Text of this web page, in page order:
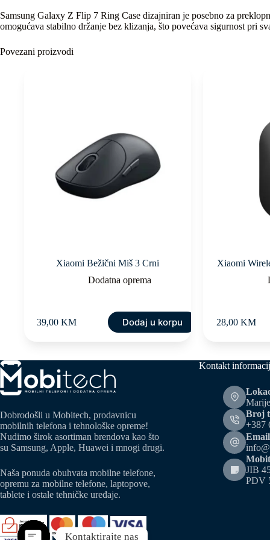
Samsung Galaxy Z Flip 7 Ring Case dizajniran je posebno za
omogućava stabilno držanje bez klizanja, što povećava sigurnost pri
Povezani proizvodi
Xiaomi Bežični Miš 3 Crni
Dodatna oprema
39,00KM Dodaj u korpu
Xiaomi
28,00 KM
Dobrodošli u Mobitech, prodavnicu
mobilnih telefona i tehnološke opreme!
Nudimo širok asortiman brendova kao što
su Samsung, Apple, Huawei i mnogi drugi.
Naša ponuda obuhvata mobilne telefone,
opremu za mobilne telefone, laptopove,
tablete i ostale tehničke uređaje.
Kontakt
Broj
+387
JIB
PDV
Kontaktirajte nas